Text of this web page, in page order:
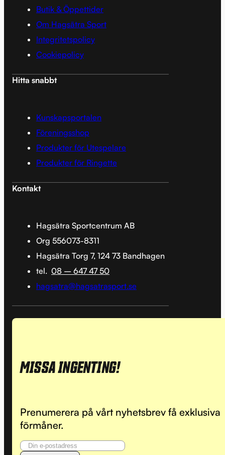
Butik & Öppettider
Om Hagsätra Sport
Integritetspolicy
Cookiepolicy
Hitta snabbt
Kunskapsportalen
Föreningsshop
Produkter för Utespelare
Produkter för Ringette
Kontakt
Hagsätra Sportcentrum AB
Org 556073-8311
Hagsätra Torg 7, 124 73 Bandhagen
tel. 08 – 647 47 50
hagsatra@hagsatrasport.se
MISSA INGENTING!
Prenumerera på vårt nyhetsbrev få exklusiva
förmåner.